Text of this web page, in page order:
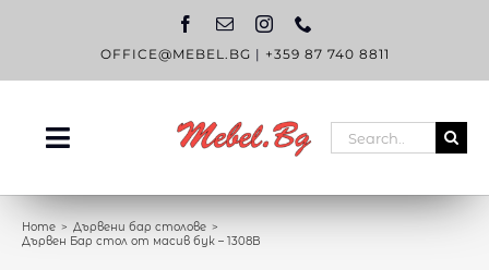
OFFICE@MEBEL.BG | +359 87 740 8811
Toggle
НАЧАЛО
Search
for:
Home
Дървени бар столове
Дървен Бар стол от масив бук – 1308B